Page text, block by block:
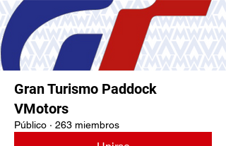
Gran Turismo Paddock
VMotors
Público · 263 miembros